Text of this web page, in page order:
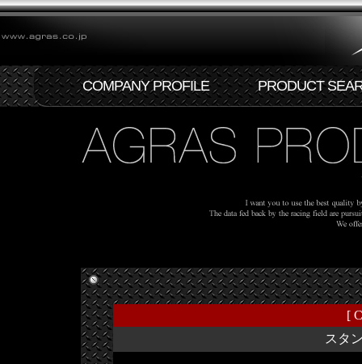
COMPANY PROFILE PRODUCT
[
スタ